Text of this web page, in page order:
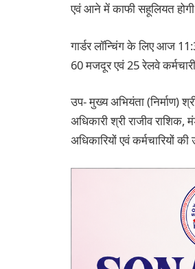
एवं आने में काफी सहूलियत
गार्डर लॉन्चिंग के लिए आज
60 मजदूर एवं 25 रेलवे कर्मचारी
उप- मुख्य अभियंता (निर्माण)
अधिकारी श्री राजीव
अधिकारियों एवं कर्मचारियों